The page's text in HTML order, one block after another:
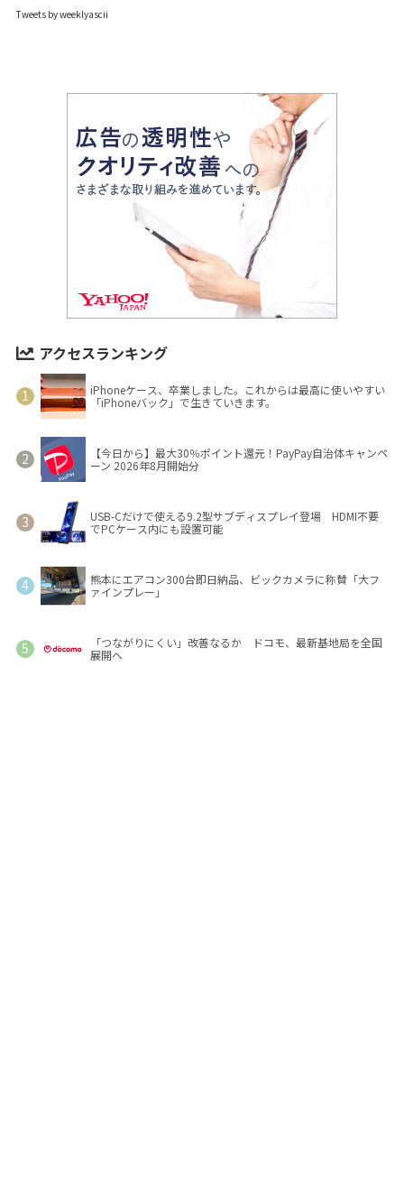
Tweets by weeklyascii
アクセスランキング
iPhoneケース、卒業しました。これからは最高に使いやすい
「iPhoneバック」で生きていきます。
【今日から】最大30％ポイント還元！PayPay自治体キャンペ
ーン 2026年8月開始分
USB-Cだけで使える9.2型サブディスプレイ登場 HDMI不要
でPCケース内にも設置可能
熊本にエアコン300台即日納品、ビックカメラに称賛「大フ
ァインプレー」
「つながりにくい」改善なるか ドコモ、最新基地局を全国
展開へ